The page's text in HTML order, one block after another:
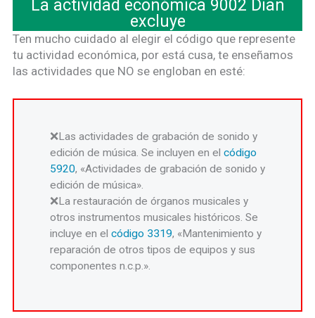
La actividad económica 9002 Dian
excluye
Ten mucho cuidado al elegir el código que represente
tu actividad económica, por está cusa, te enseñamos
las actividades que NO se engloban en esté:
Las actividades de grabación de sonido y
edición de música. Se incluyen en elcódigo
5920, «Actividades de grabación de sonido y
edición de música».
La restauración de órganos musicales y
otros instrumentos musicales históricos. Se
incluye en elcódigo 3319, «Mantenimiento y
reparación de otros tipos de equipos y sus
componentes n.c.p.».